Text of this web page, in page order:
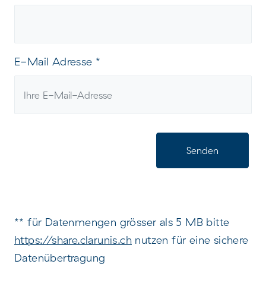
E-Mail Adresse *
Senden
** für Datenmengen grösser als 5 MB bitte
https://share.clarunis.ch nutzen für eine sichere
Datenübertragung